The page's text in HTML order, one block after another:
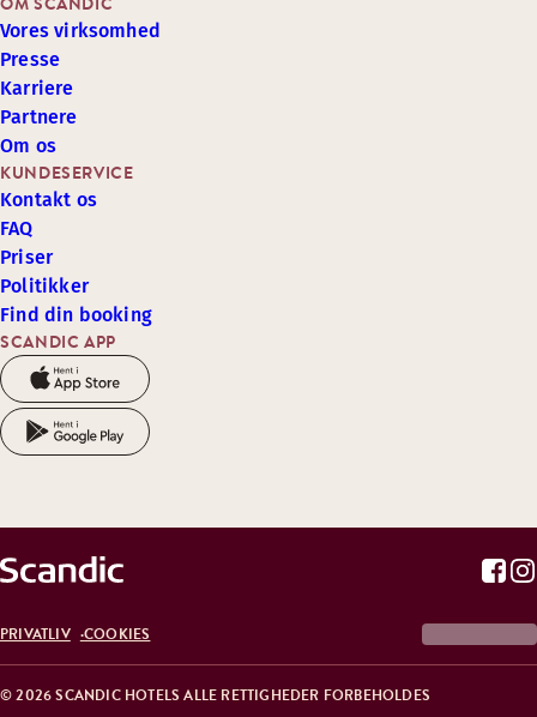
SCANDIC APP
KUNDESERVICE
Kontakt os
FAQ
Priser
Politikker
Find din booking
Vores virksomhed
Presse
Karriere
Partnere
Om os
© 2026 SCANDIC HOTELS ALLE RETTIGHEDER FORBEHOLDES
PRIVATLIV COOKIES